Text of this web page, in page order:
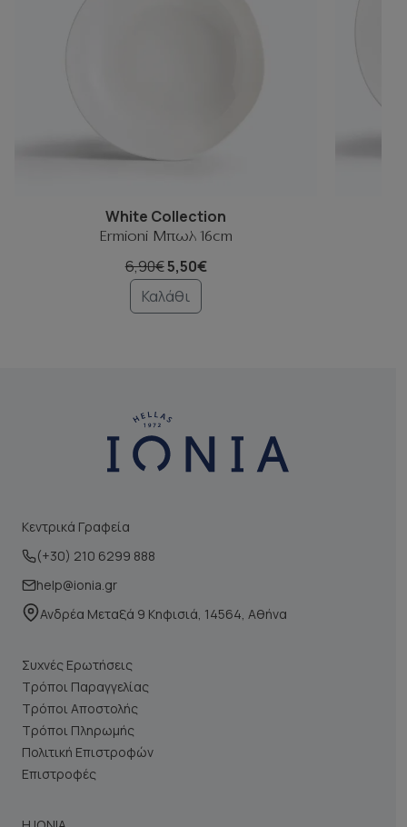
White Collection
Ermioni Μπωλ 16cm
6,90€5,50€
Καλάθι
Κεντρικά Γραφεία
(+30) 210 6299 888
help@ionia.gr
Ανδρέα Μεταξά 9 Κηφισιά, 14564, Αθήνα
Συχνές Ερωτήσεις
Τρόποι Παραγγελίας
Τρόποι Αποστολής
Τρόποι Πληρωμής
Πολιτική Επιστροφών
Επιστροφές